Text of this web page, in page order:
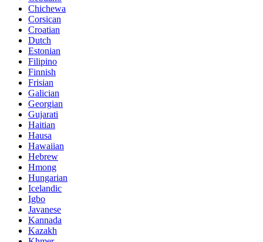
Chichewa
Corsican
Croatian
Dutch
Estonian
Filipino
Finnish
Frisian
Galician
Georgian
Gujarati
Haitian
Hausa
Hawaiian
Hebrew
Hmong
Hungarian
Icelandic
Igbo
Javanese
Kannada
Kazakh